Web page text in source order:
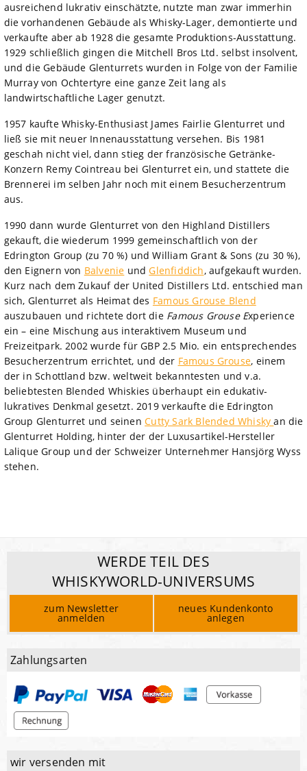
ausreichend lukrativ einschätzte, nutzte man zwar immerhin
die vorhandenen Gebäude als Whisky-Lager, demontierte und
verkaufte aber ab 1928 die gesamte Produktions-Ausstattung.
1929 schließlich gingen die Mitchell Bros Ltd. selbst insolvent,
und die Gebäude Glenturrets wurden in Folge von der Familie
Murray von Ochtertyre eine ganze Zeit lang als
landwirtschaftliche Lager genutzt.
1957 kaufte Whisky-Enthusiast James Fairlie Glenturret und
ließ sie mit neuer Innenausstattung versehen. Bis 1981
geschah nicht viel, dann stieg der französische Getränke-
Konzern Remy Cointreau bei Glenturret ein, und stattete die
Brennerei im selben Jahr noch mit einem Besucherzentrum
aus.
1990 dann wurde Glenturret von den Highland Distillers
gekauft, die wiederum 1999 gemeinschaftlich von der
Edrington Group (zu 70 %) und William Grant & Sons (zu 30 %),
den Eignern von Balvenie undGlenfiddich, aufgekauft wurden.
Kurz nach dem Zukauf der United Distillers Ltd. entschied man
sich, Glenturret als Heimat des Famous Grouse Blend
auszubauen und richtete dort die Famous Grouse Experience
ein – eine Mischung aus interaktivem Museum und
Freizeitpark. 2002 wurde für GBP 2.5 Mio. ein entsprechendes
Besucherzentrum errichtet, und der Famous Grouse, einem
der in Schottland bzw. weltweit bekanntesten und v.a.
beliebtesten Blended Whiskies überhaupt ein edukativ-
lukratives Denkmal gesetzt. 2019 verkaufte die Edrington
Group Glenturret und seinenCutty Sark Blended Whiskyan die
Glenturret Holding, hinter der der Luxusartikel-Hersteller
Lalique Group und der Schweizer Unternehmer Hansjörg Wyss
stehen.
WERDE TEIL DES
WHISKYWORLD-UNIVERSUMS
zum Newsletter
anmelden
neues Kundenkonto
anlegen
Zahlungsarten
wir versenden mit